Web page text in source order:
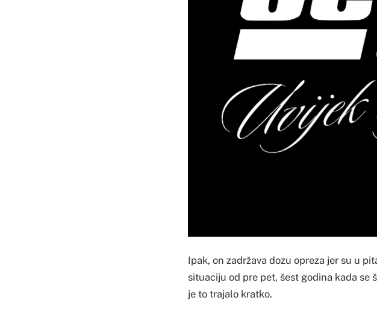
Ipak, on zadržava dozu opreza jer su u
situaciju od pre pet, šest godina kada se
je to trajalo kratko.